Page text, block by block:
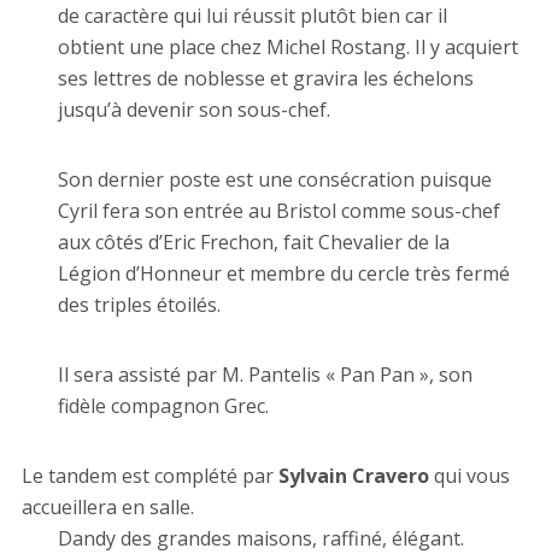
de caractère qui lui réussit plutôt bien car il
obtient une place chez Michel Rostang. Il y acquiert
ses lettres de noblesse et gravira les échelons
jusqu’à devenir son sous-chef.
Son dernier poste est une consécration puisque
Cyril fera son entrée au Bristol comme sous-chef
aux côtés d’Eric Frechon, fait Chevalier de la
Légion d’Honneur et membre du cercle très fermé
des triples étoilés.
Il sera assisté par M. Pantelis « Pan Pan », son
fidèle compagnon Grec.
Le tandem est complété par Sylvain Craveroqui vous
accueillera en salle.
Dandy des grandes maisons, raffiné, élégant.